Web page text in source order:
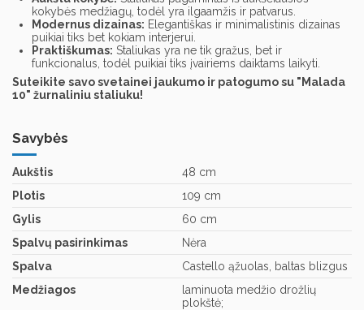
kokybės medžiagų, todėl yra ilgaamžis ir patvarus.
Modernus dizainas: Elegantiškas ir minimalistinis dizainas
puikiai tiks bet kokiam interjerui.
Praktiškumas: Staliukas yra ne tik gražus, bet ir
funkcionalus, todėl puikiai tiks įvairiems daiktams laikyti.
Suteikite savo svetainei jaukumo ir patogumo su "Malada
10" žurnaliniu staliuku!
Savybės
Aukštis
48 cm
Plotis
109 cm
Gylis
60 cm
Spalvų pasirinkimas
Nėra
Spalva
Castello ąžuolas, baltas blizgus
Medžiagos
laminuota medžio drožlių
plokštė;